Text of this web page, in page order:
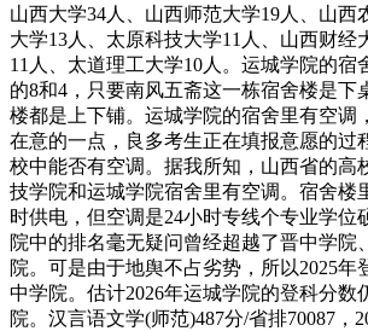
山西大学34人、山西师范大学19人、山西
大学13人、太原科技大学11人、山西财经
11人、太道理工大学10人。运城学院的宿
的8和4，只要南风五斋这一栋宿舍楼是下
楼都是上下铺。运城学院的宿舍里有空调
在意的一点，良多考生正在填报意愿的过
校中能否有空调。据我所知，山西省的高
技学院和运城学院宿舍里有空调。宿舍楼
时供电，但空调是24小时专线个专业学位
院中的排名毫无疑问曾经超越了晋中学院
院。可是由于地舆不占劣势，所以2025年
中学院。估计2026年运城学院的登科分数
院。汉言语文学(师范)487分/省排70087，